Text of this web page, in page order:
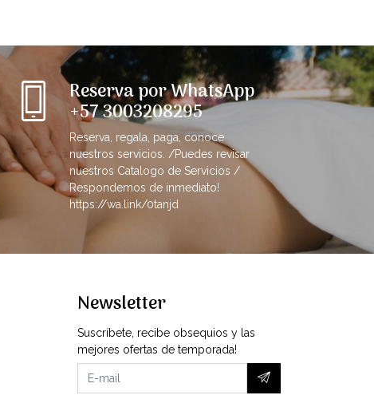
Reserva por WhatsApp
+57 3003208295
Reserva, regala, paga, conoce
nuestros servicios. /Puedes revisar
nuestros Catalogo de Servicios /
Respondemos de inmediato!
https://wa.link/0tanjd
Newsletter
Suscríbete, recibe obsequios y las
mejores ofertas de temporada!